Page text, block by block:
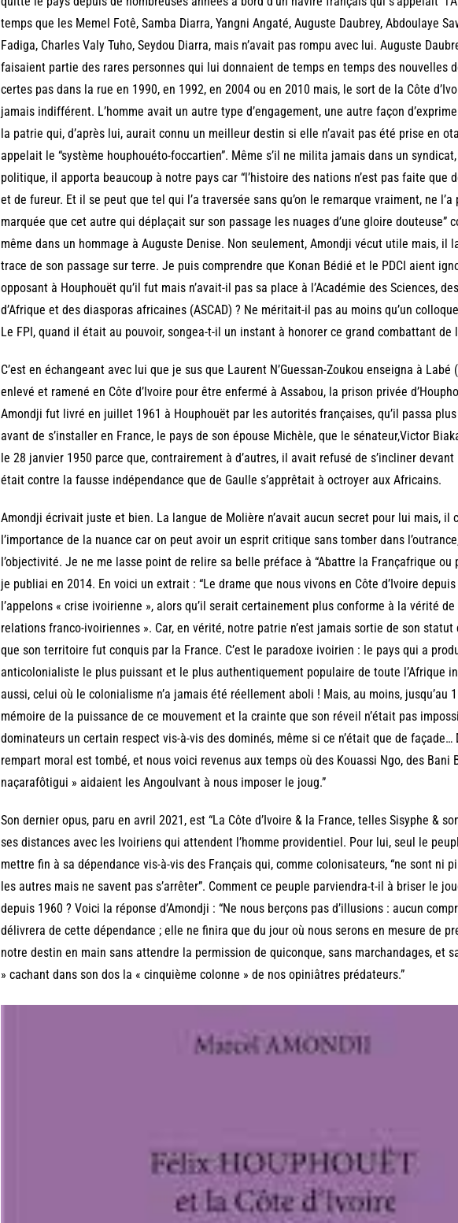
temps que les Memel Fotê, Samba Diarra, Yangni Angaté, Auguste Daubrey, Abdoulaye
Fadiga, Charles Valy Tuho, Seydou Diarra, mais n’avait pas rompu avec lui. Auguste
faisaient partie des rares personnes qui lui donnaient de temps en temps des nouvelles
certes pas dans la rue en 1990, en 1992, en 2004 ou en 2010 mais, le sort de la Côte
jamais indifférent. L’homme avait un autre type d’engagement, une autre façon
la patrie qui, d’après lui, aurait connu un meilleur destin si elle n’avait pas été prise en
appelait le “système houphouéto-foccartien”. Même s’il ne milita jamais dans un
politique, il apporta beaucoup à notre pays car “l’histoire des nations n’est pas faite que
et de fureur. Et il se peut que tel qui l’a traversée sans qu’on le remarque vraiment, ne
marquée que cet autre qui déplaçait sur son passage les nuages d’une gloire douteuse”
même dans un hommage à Auguste Denise. Non seulement, Amondji vécut utile mais, il
trace de son passage sur terre. Je puis comprendre que Konan Bédié et le PDCI aient
opposant à Houphouët qu’il fut mais n’avait-il pas sa place à l’Académie des Sciences,
d’Afrique et des diasporas africaines (ASCAD) ? Ne méritait-il pas au moins qu’un
Le FPI, quand il était au pouvoir, songea-t-il un instant à honorer ce grand combattant de
C’est en échangeant avec lui que je sus que Laurent N’Guessan-Zoukou enseigna à Labé
enlevé et ramené en Côte d’Ivoire pour être enfermé à Assabou, la prison privée
Amondji fut livré en juillet 1961 à Houphouët par les autorités françaises, qu’il passa
avant de s’installer en France, le pays de son épouse Michèle, que le sénateur,Victor
le 28 janvier 1950 parce que, contrairement à d’autres, il avait refusé de s’incliner devant
était contre la fausse indépendance que de Gaulle s’apprêtait à octroyer aux Africains.
Amondji écrivait juste et bien. La langue de Molière n’avait aucun secret pour lui mais, il
l’importance de la nuance car on peut avoir un esprit critique sans tomber dans
l’objectivité. Je ne me lasse point de relire sa belle préface à “Abattre la Françafrique ou
je publiai en 2014. En voici un extrait : “Le drame que nous vivons en Côte d’Ivoire
l’appelons « crise ivoirienne », alors qu’il serait certainement plus conforme à la vérité de
relations franco-ivoiriennes ». Car, en vérité, notre patrie n’est jamais sortie de son
que son territoire fut conquis par la France. C’est le paradoxe ivoirien : le pays qui a
anticolonialiste le plus puissant et le plus authentiquement populaire de toute l’Afrique
aussi, celui où le colonialisme n’a jamais été réellement aboli ! Mais, au moins, jusqu’au
mémoire de la puissance de ce mouvement et la crainte que son réveil n’était pas
dominateurs un certain respect vis-à-vis des dominés, même si ce n’était que de façade…
rempart moral est tombé, et nous voici revenus aux temps où des Kouassi Ngo, des Bani
naçarafôtigui » aidaient les Angoulvant à nous imposer le joug.”
Son dernier opus, paru en avril 2021, est “La Côte d’Ivoire & la France, telles Sisyphe &
ses distances avec les Ivoiriens qui attendent l’homme providentiel. Pour lui, seul le
mettre fin à sa dépendance vis-à-vis des Français qui, comme colonisateurs, “ne sont ni
les autres mais ne savent pas s’arrêter”. Comment ce peuple parviendra-t-il à briser le
depuis 1960 ? Voici la réponse d’Amondji : “Ne nous berçons pas d’illusions : aucun
délivrera de cette dépendance ; elle ne finira que du jour où nous serons en mesure de
notre destin en main sans attendre la permission de quiconque, sans marchandages, et
» cachant dans son dos la « cinquième colonne » de nos opiniâtres prédateurs.”